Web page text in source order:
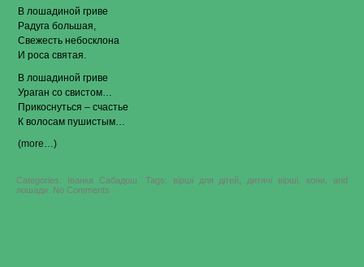
В лошадиной гриве
Радуга большая,
Свежесть небосклона
И роса святая.
В лошадиной гриве
Ураган со свистом…
Прикоснуться – счастье
К волосам пушистым…
(more…)
Categories: Іванка Сабадош Tags: вірші для дітей дитячі вірші кони , and
лошади
No Comments